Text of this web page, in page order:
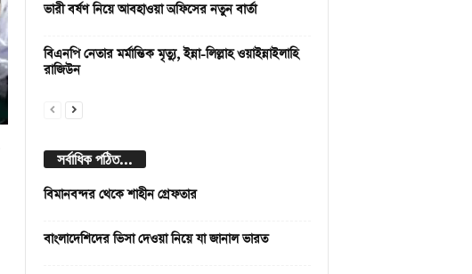
ভারী বর্ষণ নিয়ে আবহাওয়া অফিসের নতুন বার্তা
বিএনপি নেতার মর্মান্তিক মৃত্যু, ইন্না-লিল্লাহ ওয়াইন্নাইলাহি
রাজিউন
সর্বাধিক পঠিত...
বিমানবন্দর থেকে শাহীন গ্রেফতার
বাংলাদেশিদের ভিসা দেওয়া নিয়ে যা জানাল ভারত